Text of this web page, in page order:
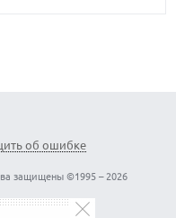
об ошибке
защищены ©1995 – 2026